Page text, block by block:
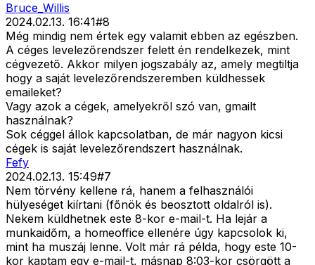
Bruce_Willis
2024.02.13. 16:41#8
Még mindig nem értek egy valamit ebben az egészben.
A céges levelezőrendszer felett én rendelkezek, mint
cégvezető. Akkor milyen jogszabály az, amely megtiltja
hogy a saját levelezőrendszeremben küldhessek
emaileket?
Vagy azok a cégek, amelyekről szó van, gmailt
használnak?
Sok céggel állok kapcsolatban, de már nagyon kicsi
cégek is saját levelezőrendszert használnak.
Fefy
2024.02.13. 15:49#7
Nem törvény kellene rá, hanem a felhasználói
hülyeséget kiírtani (főnök és beosztott oldalról is).
Nekem küldhetnek este 8-kor e-mail-t. Ha lejár a
munkaidőm, a homeoffice ellenére úgy kapcsolok ki,
mint ha muszáj lenne. Volt már rá példa, hogy este 10-
kor kaptam egy e-mail-t, másnap 8:03-kor csörgött a